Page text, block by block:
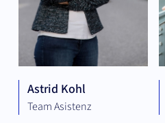
Astrid Kohl
Team Asistenz